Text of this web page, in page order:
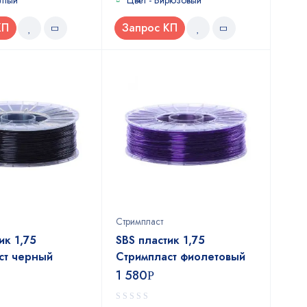
Запрос КП
1,75
черный
Стримпласт
SBS пластик 1,75
Стримпласт фиолетовый
1 580Р